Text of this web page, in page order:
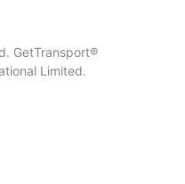
GetTransport®
Limited.